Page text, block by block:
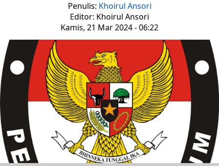
Penulis: Khoirul Ansori
Editor: Khoirul Ansori
Kamis, 21 Mar 2024 - 06:22